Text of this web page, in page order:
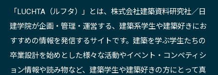
「LUCHTA（ルフタ）」とは、株式会社建築資料研究社／日
建学院が企画・管理・運営する、建築系学生や建築好きにお
すすめの情報を発信するサイトです。建築を学ぶ学生たちの
卒業設計を始めとした様々な活動やイベント・コンペティシ
ョン情報や読み物など、建築学生や建築好きの方にとって真